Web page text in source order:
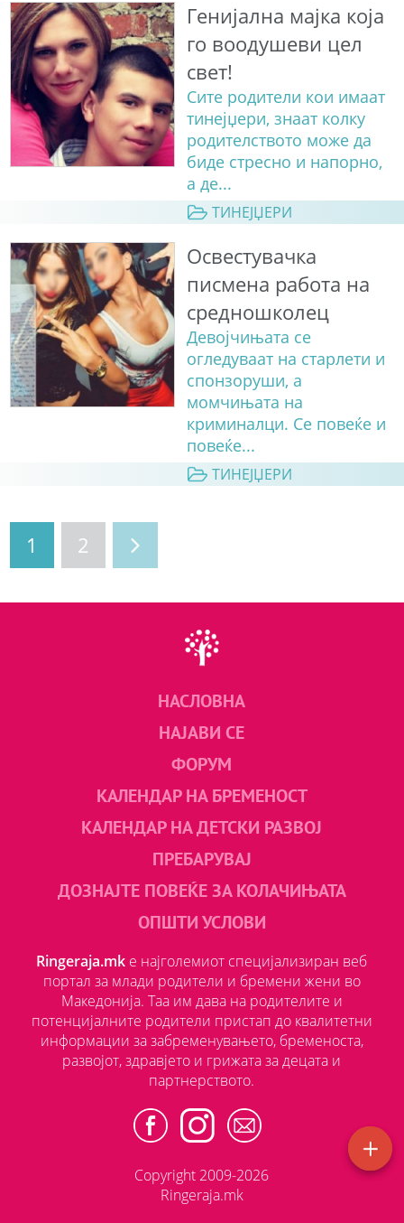
Генијална мајка која
го воодушеви цел
свет!
Сите родители кои имаат
тинејџери, знаат колку
родителството може да
биде стресно и напорно,
а де...
ТИНЕЈЏЕРИ
Освестувачка
писмена работа на
средношколец
Девојчињата се
огледуваат на старлети и
спонзоруши, а
момчињата на
криминалци. Се повеќе и
повеќе...
ТИНЕЈЏЕРИ
1 2
НАСЛОВНА
НАЈАВИ СЕ
ФОРУМ
КАЛЕНДАР НА БРЕМЕНОСТ
КАЛЕНДАР НА ДЕТСКИ РАЗВОЈ
ПРЕБАРУВАЈ
ДОЗНАЈТЕ ПОВЕЌЕ ЗА КОЛАЧИЊАТА
ОПШТИ УСЛОВИ
Ringeraja.mk е најголемиот специјализиран веб
портал за млади родители и бремени жени во
Македонија. Таа им дава на родителите и
потенцијалните родители пристап до квалитетни
информации за забременувањето, бременоста,
развојот, здравјето и грижата за децата и
партнерството.
Copyright 2009-2026
Ringeraja.mk